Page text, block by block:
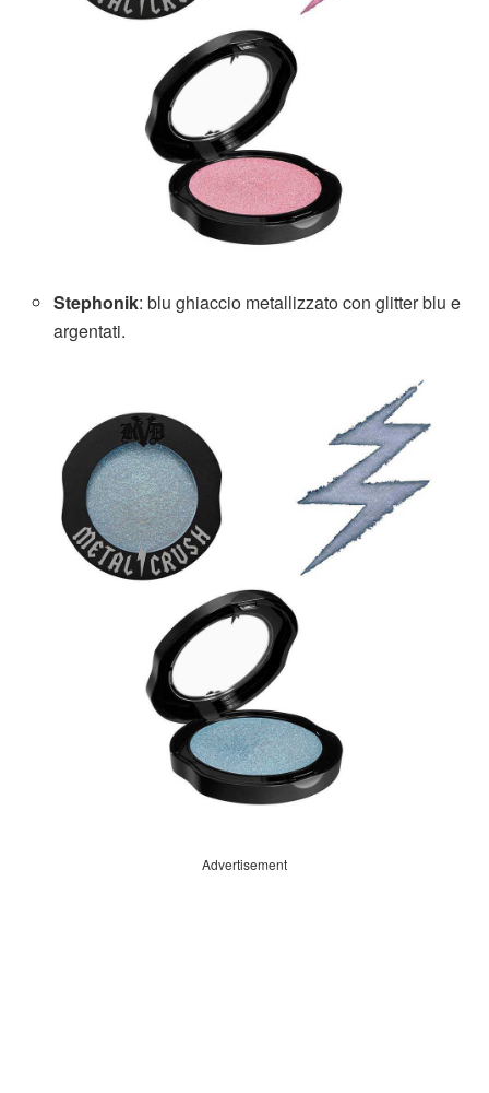
Stephonik: blu ghiaccio metallizzato con glitter blu e
argentati.
Advertisement